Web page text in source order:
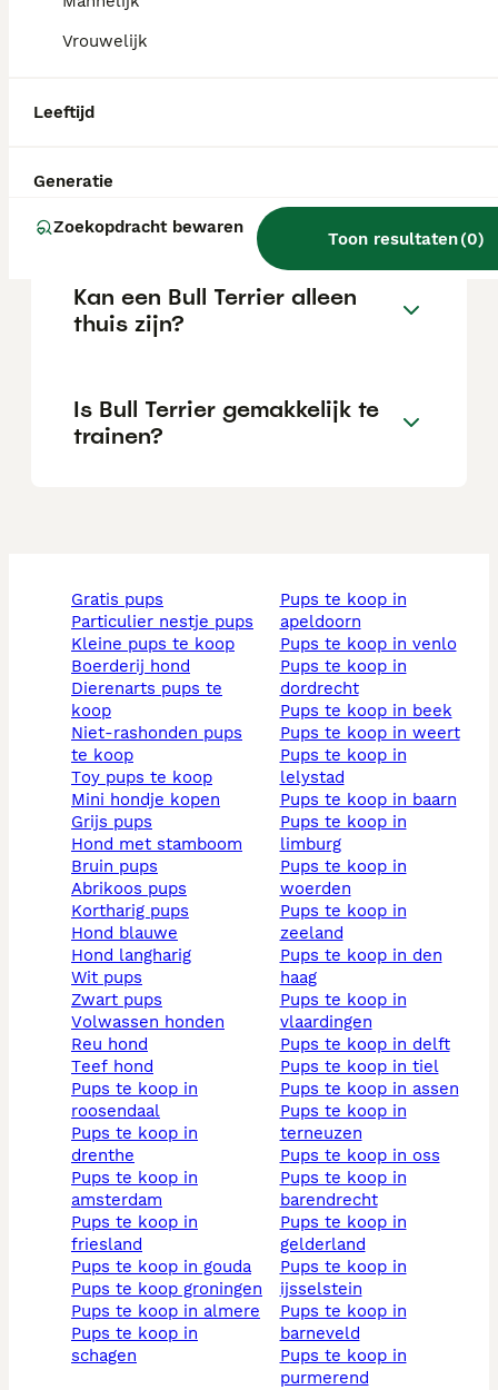
Vrouwelijk
Leeftijd
Generatie
Zoekopdracht bewaren
Toon resultaten(0)
Bull Terrier?
Hoeveel jaar leeft een Bull
Kan een Bull Terrier alleen
thuis zijn?
Is Bull Terrier gemakkelijk te
trainen?
gratis pups
particulier nestje pups
kleine pups te koop
boerderij hond
dierenarts pups te
koop
niet-rashonden pups
te koop
toy pups te koop
mini hondje kopen
grijs pups
hond met stamboom
bruin pups
abrikoos pups
kortharig pups
hond blauwe
hond langharig
wit pups
zwart pups
volwassen honden
reu hond
teef hond
pups te koop in
roosendaal
pups te koop in
drenthe
pups te koop in
amsterdam
pups te koop in
friesland
pups te koop in gouda
pups te koop groningen
pups te koop in almere
pups te koop in
schagen
pups te koop in
apeldoorn
pups te koop in venlo
pups te koop in
dordrecht
pups te koop in beek
pups te koop in weert
pups te koop in
lelystad
pups te koop in baarn
pups te koop in
limburg
pups te koop in
woerden
pups te koop in
zeeland
pups te koop in den
haag
pups te koop in
vlaardingen
pups te koop in delft
pups te koop in tiel
pups te koop in assen
pups te koop in
terneuzen
pups te koop in oss
pups te koop in
barendrecht
pups te koop in
gelderland
pups te koop in
ijsselstein
pups te koop in
barneveld
pups te koop in
purmerend